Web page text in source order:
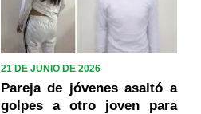
21 DE JUNIO DE 2026
Pareja de jóvenes asaltó a
golpes a otro joven para